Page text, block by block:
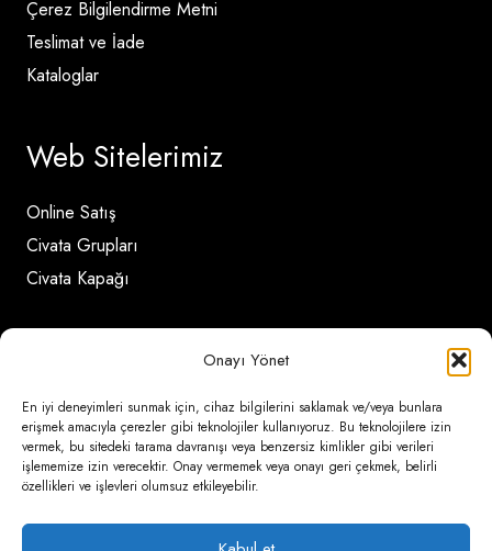
Onayı Yönet
En iyi deneyimleri sunmak için, cihaz bilgilerini saklamak ve/veya bunlara
erişmek amacıyla çerezler gibi teknolojiler kullanıyoruz. Bu teknolojilere izin
vermek, bu sitedeki tarama davranışı veya benzersiz kimlikler gibi verileri
işlememize izin verecektir. Onay vermemek veya onayı geri çekmek, belirli
özellikleri ve işlevleri olumsuz etkileyebilir.
Çerez Bilgilendirme Metni
Teslimat ve İade
Kataloglar
Web Sitelerimiz
Online Satış
Civata Grupları
Civata Kapağı
İletişim Detayları
Ömerli Mahallesi Risalet Sokak No:6/A (Hadımköy)
– Arnavutköy / İstanbul
0850 346 6 772